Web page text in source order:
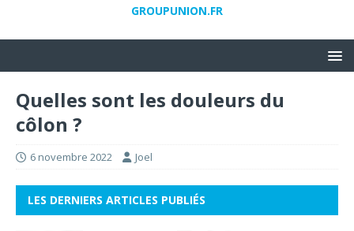
GROUPUNION.FR
Quelles sont les douleurs du
côlon ?
6 novembre 2022 Joel
LES DERNIERS ARTICLES PUBLIÉS